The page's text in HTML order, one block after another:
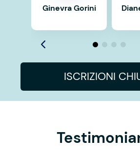
Ginevra Gorini
ISCRIZIONI